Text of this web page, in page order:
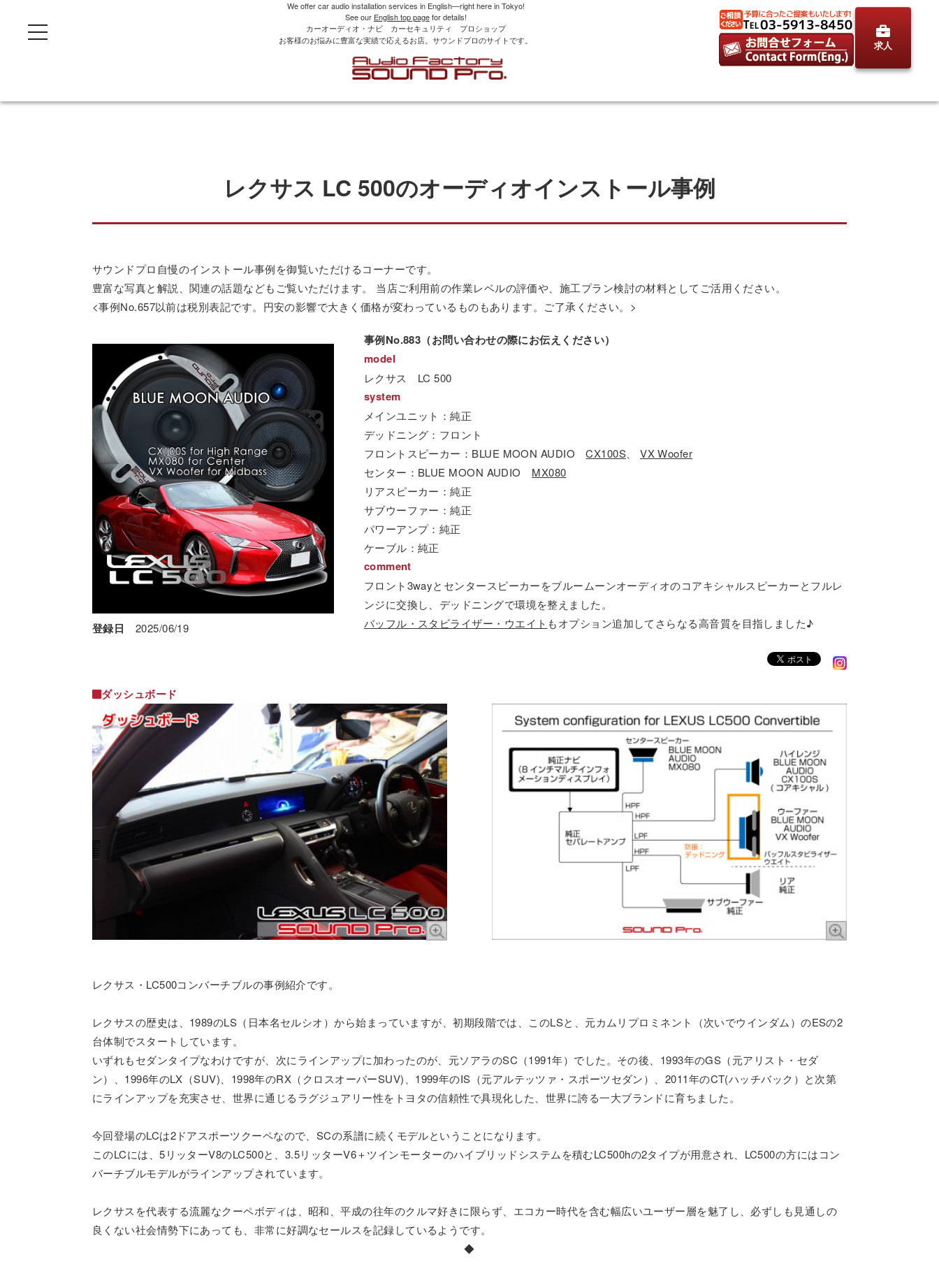
求人
We offer car audio installation services in English—right here in Tokyo!
See our English top pagefor details!
カーオーディオ・ナビ カーセキュリティ プロショップ
お客様のお悩みに豊富な実績で応えるお店。サウンドプロのサイトです。
t
o
a
レクサス LC 500のオーディオインストール事例
サウンドプロ自慢のインストール事例を御覧いただけるコーナーです。
豊富な写真と解説、関連の話題などもご覧いただけます。 当店ご利用前の作業レベルの評価や、施工プラン検討の材料としてご活用ください。
<事例No.657以前は税別表記です。円安の影響で大きく価格が変わっているものもあります。ご了承ください。>
登録日 2025/06/19
事例No.883（お問い合わせの際にお伝えください）
model
レクサス LC 500
system
メインユニット：純正
デッドニング：フロント
フロントスピーカー：BLUE MOON AUDIOCX100S 、VX Woofer
センター：BLUE MOON AUDIO MX080
リアスピーカー：純正
サブウーファー：純正
パワーアンプ：純正
ケーブル：純正
comment
フロント3wayとセンタースピーカーをブルームーンオーディオのコアキシャルスピーカーとフルレ
ンジに交換し、デッドニングで環境を整えました。
バッフル・スタビライザー・ウエイト もオプション追加してさらなる高音質を目指しました♪
ダッシュボード
レクサス・LC500コンバーチブルの事例紹介です。
レクサスの歴史は、1989のLS（日本名セルシオ）から始まっていますが、初期段階では、このLSと、元カムリプロミネント（次いでウインダム）のESの2
台体制でスタートしています。
いずれもセダンタイプなわけですが、次にラインアップに加わったのが、元ソアラのSC（1991年）でした。その後、1993年のGS（元アリスト・セダ
ン）、1996年のLX（SUV)、1998年のRX（クロスオーバーSUV)、1999年のIS（元アルテッツァ・スポーツセダン）、2011年のCT(ハッチバック）と次第
にラインアップを充実させ、世界に通じるラグジュアリー性をトヨタの信頼性で具現化した、世界に誇る一大ブランドに育ちました。
今回登場のLCは2ドアスポーツクーペなので、SCの系譜に続くモデルということになります。
このLCには、5リッターV8のLC500と、3.5リッターV6＋ツインモーターのハイブリッドシステムを積むLC500hの2タイプが用意され、LC500の方にはコン
バーチブルモデルがラインアップされています。
レクサスを代表する流麗なクーペボディは、昭和、平成の往年のクルマ好きに限らず、エコカー時代を含む幅広いユーザー層を魅了し、必ずしも見通しの
良くない社会情勢下にあっても、非常に好調なセールスを記録しているようです。
◆